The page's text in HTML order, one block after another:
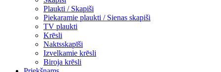
Plaukti / Skapiši
Piekaramie plaukti / Sienas skapiši
TV plaukti
Krēsli
Naktsskapīši
Izvelkamie krēsli
Biroja krēsli